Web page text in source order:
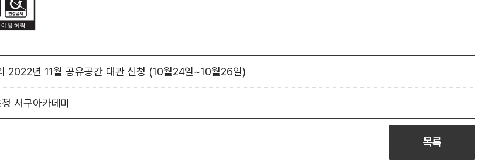
2022년 11월 공유공간 대관 신청 (10월24일~10월26일)
서구아카데미
목록